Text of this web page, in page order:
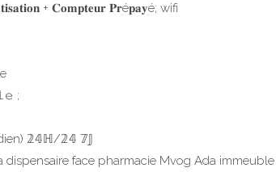
+ 𝐂𝐨𝐦𝐩𝐭𝐞𝐮𝐫 𝐏𝐫é𝐩𝐚𝐲é; wifi
;
𝟚𝟜ℍ/𝟚𝟜 𝟟𝕁
dispensaire face pharmacie Mvog Ada